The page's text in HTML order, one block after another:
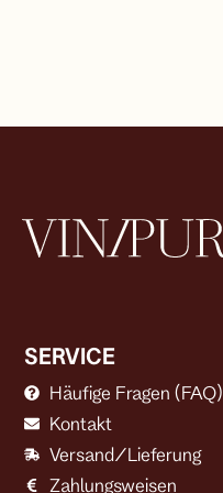
SERVICE
Häufige Fragen (FAQ)
Kontakt
Versand/Lieferung
Zahlungsweisen